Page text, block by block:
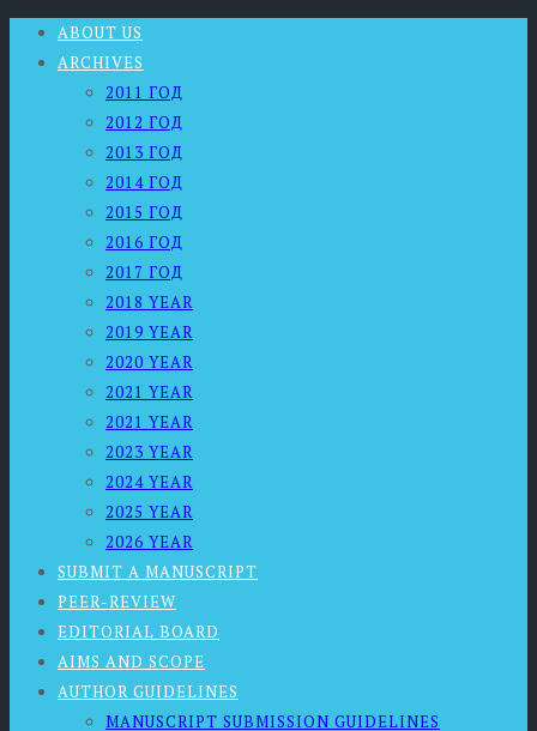
ABOUT US
ARCHIVES
2011 ГОД
2012 ГОД
2013 ГОД
2014 ГОД
2015 ГОД
2016 ГОД
2017 ГОД
2018 YEAR
2019 YEAR
2020 YEAR
2021 YEAR
2021 YEAR
2023 YEAR
2024 YEAR
2025 YEAR
2026 YEAR
SUBMIT A MANUSCRIPT
PEER-REVIEW
EDITORIAL BOARD
AIMS AND SCOPE
AUTHOR GUIDELINES
MANUSCRIPT SUBMISSION GUIDELINES